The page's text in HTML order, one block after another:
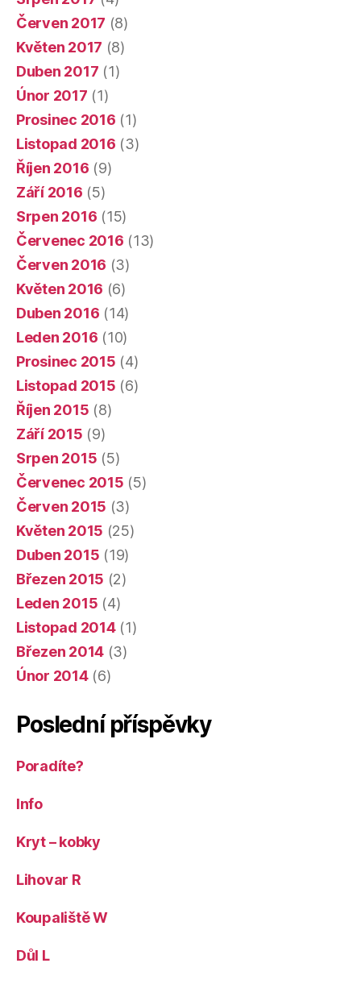
Červen 2017 (8)
Květen 2017 (8)
Duben 2017 (1)
Únor 2017 (1)
Prosinec 2016 (1)
Listopad 2016 (3)
Říjen 2016 (9)
Září 2016 (5)
Srpen 2016 (15)
Červenec 2016 (13)
Červen 2016 (3)
Květen 2016 (6)
Duben 2016 (14)
Leden 2016 (10)
Prosinec 2015 (4)
Listopad 2015 (6)
Říjen 2015 (8)
Září 2015 (9)
Srpen 2015 (5)
Červenec 2015 (5)
Červen 2015 (3)
Květen 2015 (25)
Duben 2015 (19)
Březen 2015 (2)
Leden 2015 (4)
Listopad 2014(1)
Březen 2014 (3)
Únor 2014(6)
Poslední příspěvky
Poradíte?
Info
Kryt – kobky
Lihovar R
Koupaliště W
Důl L